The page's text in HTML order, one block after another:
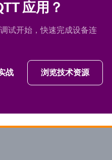
应用？
试开始，快速完成设备连
战 浏览技术资源